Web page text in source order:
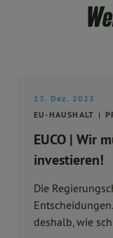
13. Dez. 2023
EU-HAUSHALT
EUCO | Wir
investieren!
Die
deshalb, wie